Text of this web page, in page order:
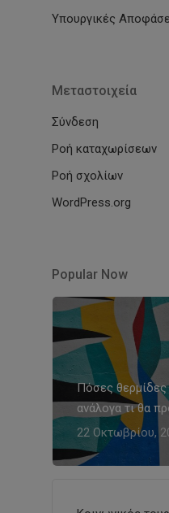
Υπουργικές
Μεταστοιχεία
Σύνδεση
Ροή καταχωρίσεων
Ροή σχολίων
WordPress.org
Popular Now
Πόσες
ανάλογα τι θα
22 Οκτωβρίου,